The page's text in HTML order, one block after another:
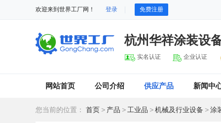
欢迎来到世界工厂网！ 登录 免费注册
杭州华祥涂装设
实名认证 企业认证
网站首页 公司介绍 供应产品 新闻中
您当前的位置： 首页 > 产品 > 工业品 >机械及行业设备 >涂